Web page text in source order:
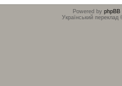
Powered by phpBB
Український